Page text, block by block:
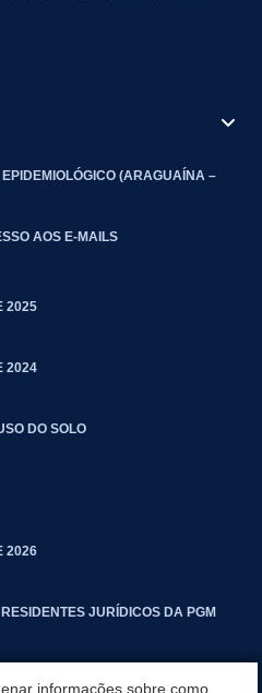
(ARAGUAÍNA –
AOS E-MAILS
2025
2024
DO SOLO
2026
JURÍDICOS DA PGM
informações sobre como